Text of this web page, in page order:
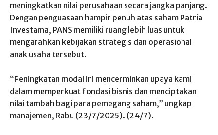
meningkatkan nilai perusahaan secara jangka panjang.
Dengan penguasaan hampir penuh atas saham Patria
Investama, PANS memiliki ruang lebih luas untuk
mengarahkan kebijakan strategis dan operasional
anak usaha tersebut.
“Peningkatan modal ini mencerminkan upaya kami
dalam memperkuat fondasi bisnis dan menciptakan
nilai tambah bagi para pemegang saham,” ungkap
manajemen, Rabu (23/7/2025). (24/7).